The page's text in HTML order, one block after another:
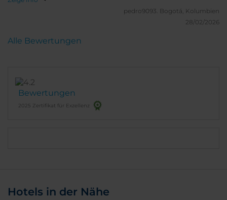
pedro9093. Bogotá, Kolumbien
28/02/2026
Bewertungen
2025 Zertifikat für Exzellenz
Alle Bewertungen
Hotels in der Nähe